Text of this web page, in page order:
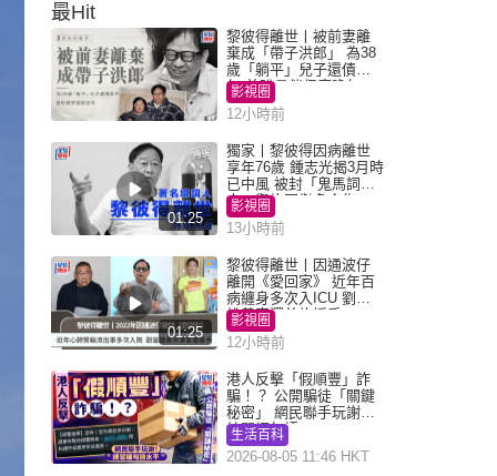
最Hit
黎彼得離世丨被前妻離
棄成「帶子洪郎」 為38
歲「躺平」兒子還債多
年 曾盼尋伴侶度晚年
影視圈
12小時前
01:25
獨家丨黎彼得因病離世
享年76歲 鍾志光揭3月時
已中風 被封「鬼馬詞
人」與許冠傑多合作
影視圈
13小時前
01:25
黎彼得離世丨因通波仔
離開《愛回家》 近年百
病纏身多次入ICU 劉鑾
雄黃宗澤曾施援手
影視圈
12小時前
港人反擊「假順豐」詐
騙！？ 公開騙徒「關鍵
秘密」 網民聯手玩謝：
練習緬甸語
生活百科
2026-08-05 11:46 HKT